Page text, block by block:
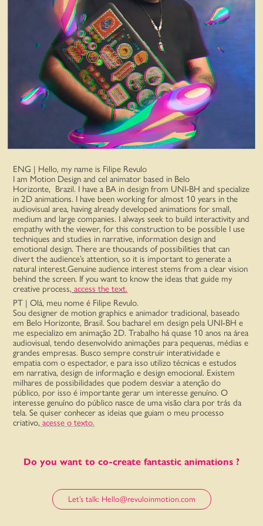
ENG | Hello, my name is Filipe Revulo
I am Motion Design and cel animator based in Belo
Horizonte, Brazil. I have a BA in design from UNI-BH and specialize
in 2D animations. I have been working for almost 10 years in the
audiovisual area, having already developed animations for small,
medium and large companies. I always seek to build interactivity and
empathy with the viewer, for this construction to be possible I use
techniques and studies in narrative, information design and
emotional design. There are thousands of possibilities that can
divert the audience’s attention, so it is important to generate a
natural interest.Genuine audience interest stems from a clear vision
behind the screen. If you want to know the ideas that guide my
creative process, access the text.
PT |Olá, meu nome é Filipe Revulo.
Sou designer de motion graphics e animador tradicional, baseado
em Belo Horizonte, Brasil. Sou bacharel em design pela UNI-BH e
me especializo em animação 2D. Trabalho há quase 10 anos na área
audiovisual, tendo desenvolvido animações para pequenas, médias e
grandes empresas. Busco sempre construir interatividade e
empatia com o espectador, e para isso utilizo técnicas e estudos
em narrativa, design de informação e design emocional. Existem
milhares de possibilidades que podem desviar a atenção do
público, por isso é importante gerar um interesse genuíno.O
interesse genuíno do público nasce de uma visão clara por trás da
tela. Se quiser conhecer as ideias que guiam o meu processo
criativo, acesse o texto.
Do you want to co-create fantastic animations ?
Let’s talk: Hello@revuloinmotion.com